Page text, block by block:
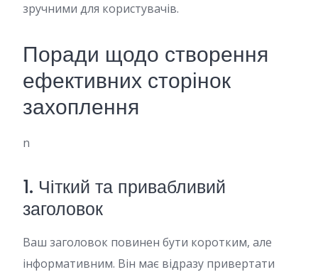
зручними для користувачів.
Поради щодо створення
ефективних сторінок
захоплення
n
1. Чіткий та привабливий
заголовок
Ваш заголовок повинен бути коротким, але
інформативним. Він має відразу привертати